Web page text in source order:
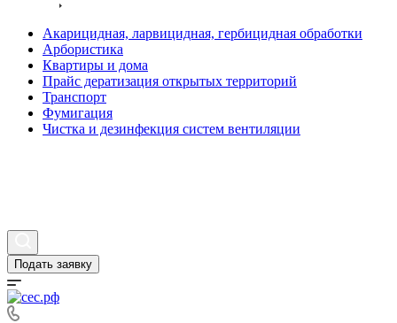
Акарицидная, ларвицидная, гербицидная обработки
Арбористика
Квартиры и дома
Прайс дератизация открытых территорий
Транспорт
Фумигация
Чистка и дезинфекция систем вентиляции
Подать заявку